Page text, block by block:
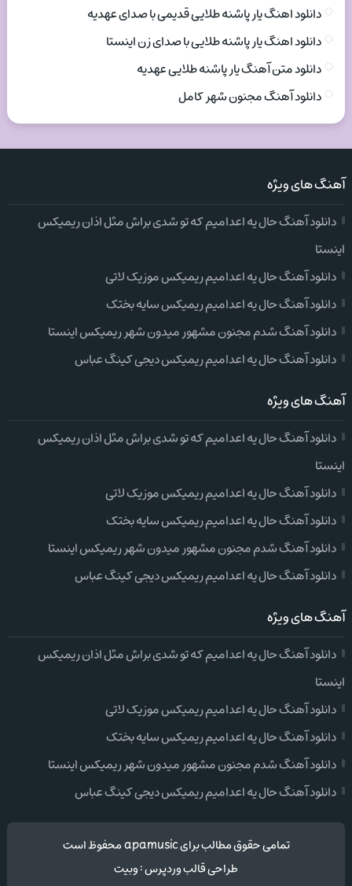
دانلود اهنگ یار پاشنه طلایی قدیمی با صدای عهدیه
دانلود اهنگ یار پاشنه طلایی با صدای زن اینستا
دانلود متن آهنگ یار پاشنه طلایی عهدیه
دانلود آهنگ مجنون شهر کامل
آهنگ های ویژه
دانلود آهنگ حال یه اعدامیم که تو شدی براش مثل اذان ریمیکس
اینستا
دانلود آهنگ حال یه اعدامیم ریمیکس موزیک لاتی
دانلود آهنگ حال یه اعدامیم ریمیکس سایه بختک
دانلود آهنگ شدم مجنون مشهور میدون شهر ریمیکس اینستا
دانلود آهنگ حال یه اعدامیم ریمیکس دیجی کینگ عباس
آهنگ های ویژه
دانلود آهنگ حال یه اعدامیم که تو شدی براش مثل اذان ریمیکس
اینستا
دانلود آهنگ حال یه اعدامیم ریمیکس موزیک لاتی
دانلود آهنگ حال یه اعدامیم ریمیکس سایه بختک
دانلود آهنگ شدم مجنون مشهور میدون شهر ریمیکس اینستا
دانلود آهنگ حال یه اعدامیم ریمیکس دیجی کینگ عباس
آهنگ های ویژه
دانلود آهنگ حال یه اعدامیم که تو شدی براش مثل اذان ریمیکس
اینستا
دانلود آهنگ حال یه اعدامیم ریمیکس موزیک لاتی
دانلود آهنگ حال یه اعدامیم ریمیکس سایه بختک
دانلود آهنگ شدم مجنون مشهور میدون شهر ریمیکس اینستا
دانلود آهنگ حال یه اعدامیم ریمیکس دیجی کینگ عباس
تمامی حقوق مطالب برای apamusic محفوظ است
طراحی قالب وردپرس:وبیت